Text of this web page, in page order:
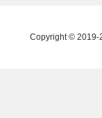
Copyright © 2019-